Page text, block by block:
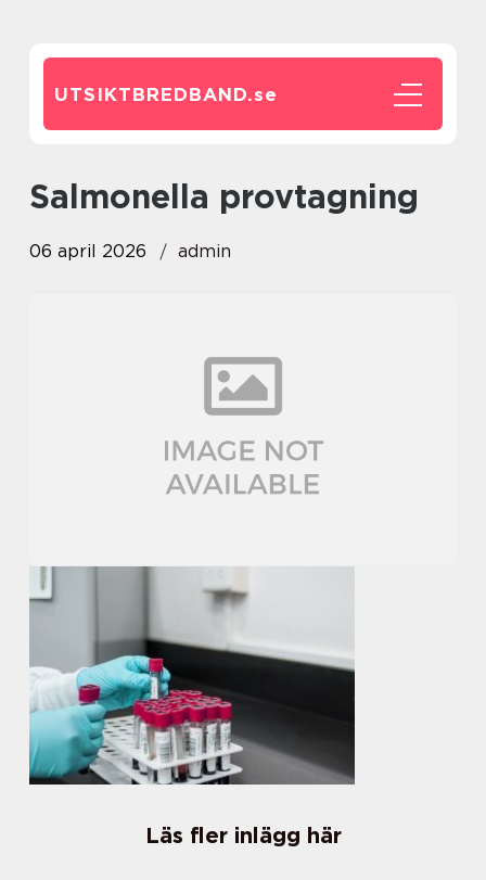
UTSIKTBREDBAND.se
Salmonella provtagning
06 april 2026 admin
Läs fler inlägg här